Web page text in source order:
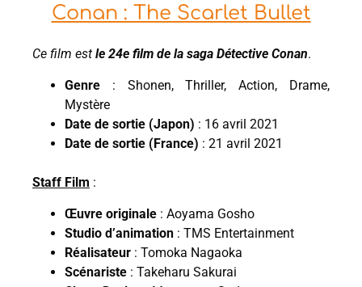
Conan : The Scarlet Bullet
Ce film est le 24e film de la saga Détective Conan.
Genre : Shonen, Thriller, Action, Drame,
Mystère
Date de sortie (Japon) : 16 avril 2021
Date de sortie (France) : 21 avril 2021
Staff Film :
Œuvre originale : Aoyama Gosho
Studio d’animation : TMS Entertainment
Réalisateur : Tomoka Nagaoka
Scénariste : Takeharu Sakurai